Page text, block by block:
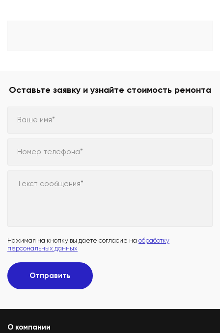
Оставьте заявку и узнайте стоимость ремонта
Ваше имя*
Номер телефона*
Текст сообщения*
Нажимая на кнопку вы даете согласие на обработку
персональных данных
Отправить
О компании